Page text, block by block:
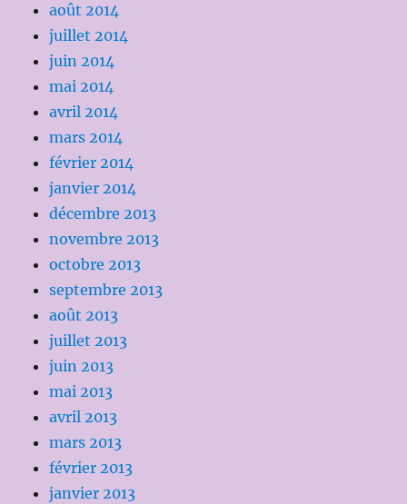
août 2014
juillet 2014
juin 2014
mai 2014
avril 2014
mars 2014
février 2014
janvier 2014
décembre 2013
novembre 2013
octobre 2013
septembre 2013
août 2013
juillet 2013
juin 2013
mai 2013
avril 2013
mars 2013
février 2013
janvier 2013